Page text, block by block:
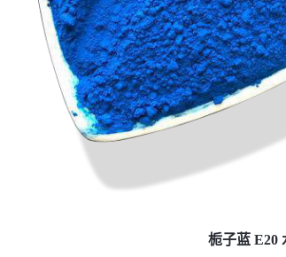
栀子蓝 E20
浏览量 - 10w+
2021-05-25 饲料添加剂原料
乙酸橙花酯 99%
浏览量 - 5.51w